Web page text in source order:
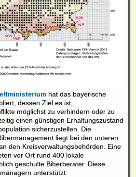
hat das bayerische
dessen Ziel es ist,
möglichst zu verhindern oder zu
einen günstigen Erhaltungszustand
sicherzustellen. Die
liegt bei den unteren
den Kreisverwaltungsbehörden. Eine
vor Ort rund 400 lokale
geschulte Biberberater. Diese
unterstützt: